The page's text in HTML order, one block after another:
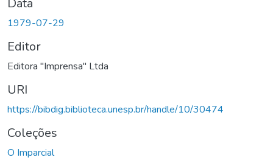
1979-07-29
Editor
Editora "Imprensa" Ltda
URI
https://bibdig.biblioteca.unesp.br/handle/10/30474
Coleções
O Imparcial